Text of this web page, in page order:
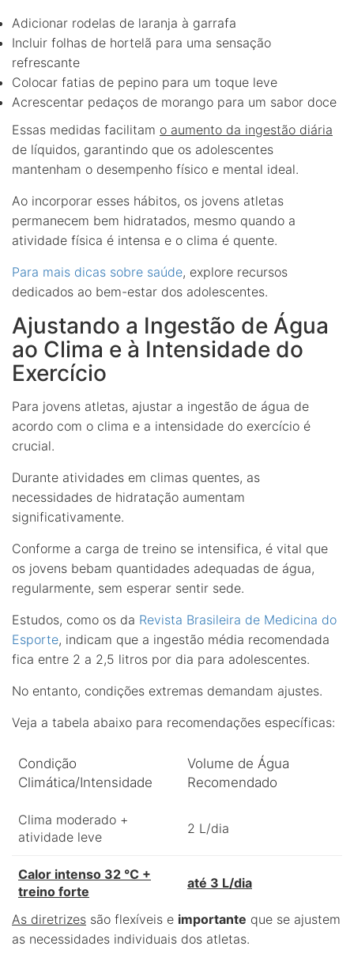
Adicionar rodelas de laranja à garrafa
Incluir folhas de hortelã para uma sensação
refrescante
Colocar fatias de pepino para um toque leve
Acrescentar pedaços de morango para um sabor doce
Essas medidas facilitam o aumento da ingestão diária
de líquidos, garantindo que os adolescentes
mantenham o desempenho físico e mental ideal.
Ao incorporar esses hábitos, os jovens atletas
permanecem bem hidratados, mesmo quando a
atividade física é intensa e o clima é quente.
Para mais dicas sobre saúde, explore recursos
dedicados ao bem-estar dos adolescentes.
Ajustando a Ingestão de Água
ao Clima e à Intensidade do
Exercício
Para jovens atletas, ajustar a ingestão de água de
acordo com o clima e a intensidade do exercício é
crucial.
Durante atividades em climas quentes, as
necessidades de hidratação aumentam
significativamente.
Conforme a carga de treino se intensifica, é vital que
os jovens bebam quantidades adequadas de água,
regularmente, sem esperar sentir sede.
Estudos, como os da Revista Brasileira de Medicina do
Esporte, indicam que a ingestão média recomendada
fica entre 2 a 2,5 litros por dia para adolescentes.
No entanto, condições extremas demandam ajustes.
Veja a tabela abaixo para recomendações específicas:
Condição
Climática/Intensidade
Volume de Água
Recomendado
Clima moderado +
atividade leve
2 L/dia
Calor intenso 32 °C +
treino forte
até 3 L/dia
As diretrizes são flexíveis e importante que se ajustem
as necessidades individuais dos atletas.